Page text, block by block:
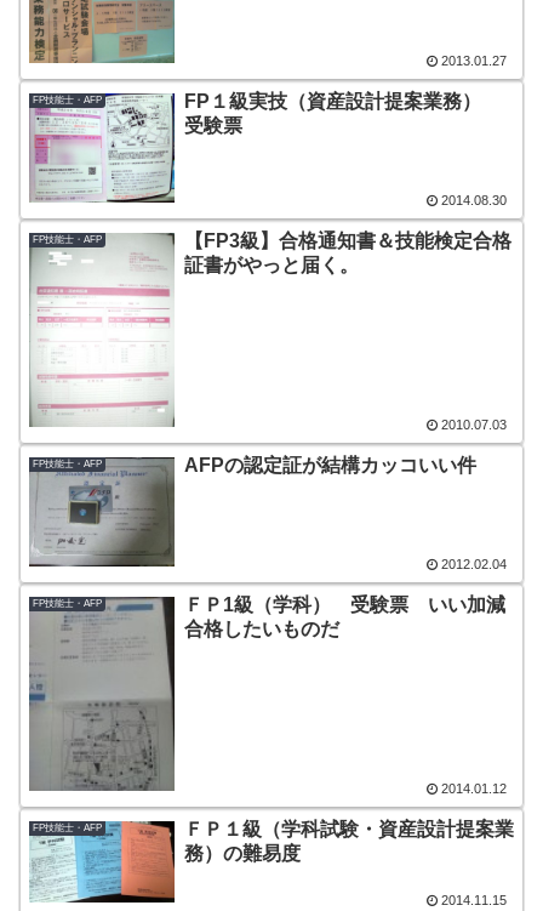
2013.01.27
FP技能士・AFP
FP１級実技（資産設計提案業務）
受験票
2014.08.30
FP技能士・AFP
【FP3級】合格通知書＆技能検定合格
証書がやっと届く。
2010.07.03
FP技能士・AFP AFPの認定証が結構カッコいい件
2012.02.04
FP技能士・AFP
ＦＰ1級（学科） 受験票 いい加減
合格したいものだ
2014.01.12
FP技能士・AFP
ＦＰ１級（学科試験・資産設計提案業
務）の難易度
2014.11.15